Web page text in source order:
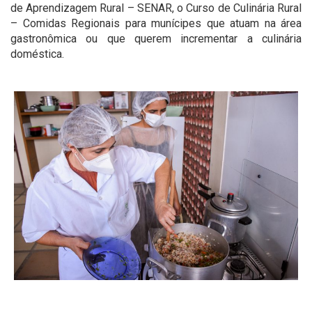
de Aprendizagem Rural – SENAR, o Curso de Culinária Rural
– Comidas Regionais para munícipes que atuam na área
gastronômica ou que querem incrementar a culinária
doméstica.